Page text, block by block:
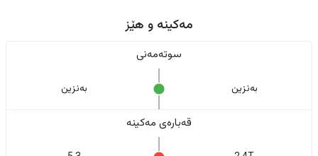
مەکینە و هێز
سوتەمەنی
بەنزین بەنزین
قەبارەی مەکینە